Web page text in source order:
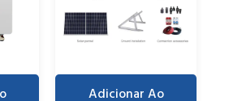
Adicionar Ao